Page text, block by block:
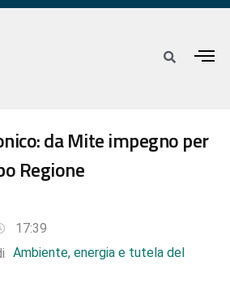
da Mite impegno per
Regione
17:39
Ambiente, energia e tutela del